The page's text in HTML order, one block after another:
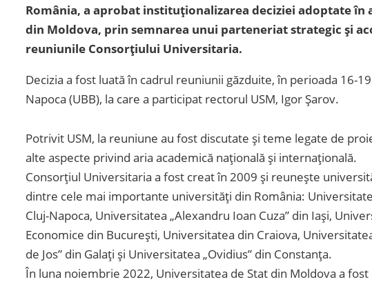
România, a aprobat instituționalizarea deciziei adoptate în
din Moldova, prin semnarea unui parteneriat strategic și
reuniunile Consorțiului Universitaria.
Decizia a fost luată în cadrul reuniunii găzduite, în perioada 16-
Napoca (UBB), la care a participat rectorul USM, Igor Șarov.
Potrivit USM, la reuniune au fost discutate și teme legate de
alte aspecte privind aria academică națională și internațională.
Consorțiul Universitaria a fost creat în 2009 și reunește
dintre cele mai importante universități din România:
Cluj-Napoca, Universitatea „Alexandru Ioan Cuza” din Iași,
Economice din București, Universitatea din Craiova,
de Jos” din Galați și Universitatea „Ovidius” din Constanța.
În luna noiembrie 2022, Universitatea de Stat din Moldova a